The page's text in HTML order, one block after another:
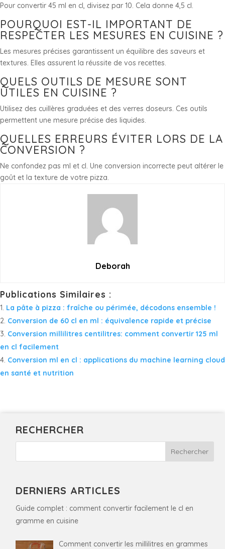
Pour convertir 45 ml en cl, divisez par 10. Cela donne 4,5 cl.
POURQUOI EST-IL IMPORTANT DE
RESPECTER LES MESURES EN CUISINE ?
Les mesures précises garantissent un équilibre des saveurs et
textures. Elles assurent la réussite de vos recettes.
QUELS OUTILS DE MESURE SONT
UTILES EN CUISINE ?
Utilisez des cuillères graduées et des verres doseurs. Ces outils
permettent une mesure précise des liquides.
QUELLES ERREURS ÉVITER LORS DE LA
CONVERSION ?
Ne confondez pas ml et cl. Une conversion incorrecte peut altérer le
goût et la texture de votre pizza.
Deborah
Publications Similaires :
La pâte à pizza : fraîche ou périmée, décodons ensemble !
Conversion de 60 cl en ml : équivalence rapide et précise
Conversion millilitres centilitres: comment convertir 125 ml
en cl facilement
Conversion ml en cl : applications du machine learning cloud
en santé et nutrition
RECHERCHER
DERNIERS ARTICLES
Guide complet : comment convertir facilement le cl en
gramme en cuisine
Comment convertir les millilitres en grammes